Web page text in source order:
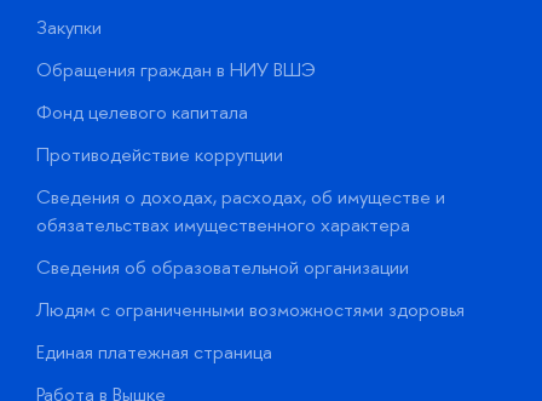
Закупки
Обращения граждан в НИУ ВШЭ
Фонд целевого капитала
Противодействие коррупции
Сведения о доходах, расходах, об имуществе и
обязательствах имущественного характера
Сведения об образовательной организации
Людям с ограниченными возможностями здоровья
Единая платежная страница
Работа в Вышке